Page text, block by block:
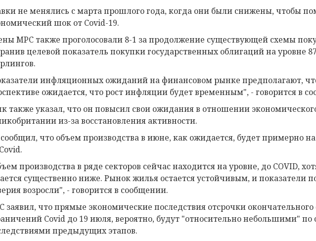
не менялись с марта прошлого года, когда они были снижены, чтобы
шок от Covid-19.
MPC также проголосовали 8-1 за продолжение существующей схемы
целевой показатель покупки государственных облигаций на уровне
инфляционных ожиданий на финансовом рынке предполагают,
ожидается, что рост инфляции будет временным", - говорится в
также указал, что он повысил свои ожидания в отношении
из-за восстановления активности.
что объем производства в июне, как ожидается, будет примерно
производства в ряде секторов сейчас находится на уровне, до COVID,
существенно ниже. Рынок жилья остается устойчивым, и показатели
возросли", - говорится в сообщении.
заявил, что прямые экономические последствия отсрочки окончательного
Covid до 19 июля, вероятно, будут "относительно небольшими" по
предыдущих этапов.